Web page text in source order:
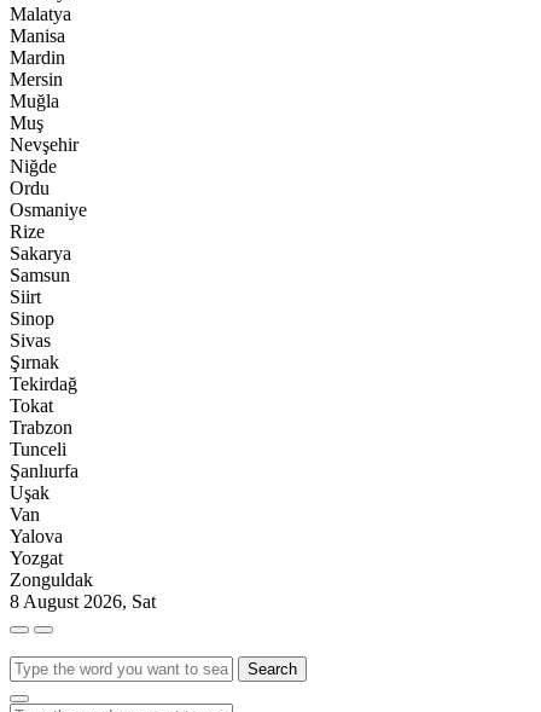
Malatya
Manisa
Mardin
Mersin
Muğla
Muş
Nevşehir
Niğde
Ordu
Osmaniye
Rize
Sakarya
Samsun
Siirt
Sinop
Sivas
Şırnak
Tekirdağ
Tokat
Trabzon
Tunceli
Şanlıurfa
Uşak
Van
Yalova
Yozgat
Zonguldak
8 August 2026, Sat
Search